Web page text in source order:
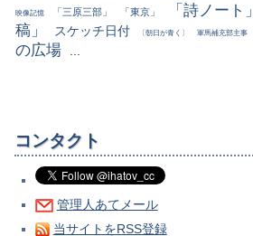
映像記憶 「三原三部」 「東京」 「詩ノート」
稿」
スケッチ日付 〔朝日が青く〕 軍馬補充部主事
の広場
コンタクト
管理人あてメール
当サイトをRSS登録